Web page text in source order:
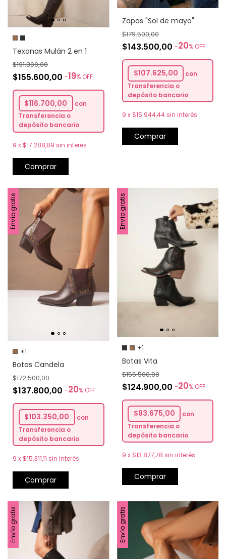
Texanas Mulán 2 en 1
$155.600,00 -19% OFF
$191.800,00
$116.700,00
con
Transferencia o
depósito bancario
9 x $17.288,89 sin interés
Comprar
Zapas "Sol de mayo"
$143.500,00 -20% OFF
$179.500,00
$107.625,00
con
Transferencia o
depósito bancario
9 x $15.944,44 sin interés
Comprar
Envío gratis
+1
Botas Candela
$137.800,00 -20% OFF
$172.500,00
$103.350,00
con
Transferencia o
depósito bancario
9 x $15.311,11 sin interés
Comprar
Envío gratis
+1
Botas Vita
$124.900,00 -20% OFF
$156.500,00
$93.675,00
con
Transferencia o
depósito bancario
9 x $13.877,78 sin interés
Comprar
Envío gratis Envío gratis